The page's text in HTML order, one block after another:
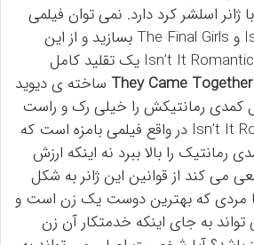
ژانر اسلشر کرد دارد. نمی توان فیلمی
مثل Isn’t It Romantic و The Final Girls بسازید و از این
ژانرها قدردانی نکنید. Isn’t It Romantic یک تقلید کامل
They Came Together ساخته ی دیوید
رمانتیکش را خیلی رک و راست
بیان می کرد. Isn’t It Romantic در واقع فیلمی بامزه است که
را بالا ببرد نه اینکه ارزش
می کند از قوانین این ژانر به شکل
مردی که بهترین دوست یک زن است و
تواند به جای اینکه خدمتکار آن زن